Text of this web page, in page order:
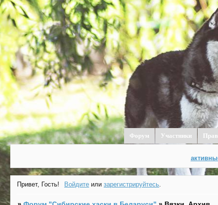
Форум Участники
Привет, Гость! Войдите илизарегистрируйтесь.